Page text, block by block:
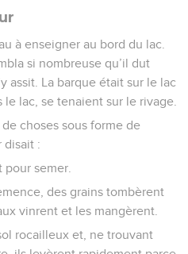
à enseigner au bord du lac.
si nombreuse qu’il dut
assit. La barque était sur le lac
lac, se tenaient sur le rivage.
choses sous forme de
disait :
semer.
des grains tombèrent
vinrent et les mangèrent.
rocailleux et, ne trouvant